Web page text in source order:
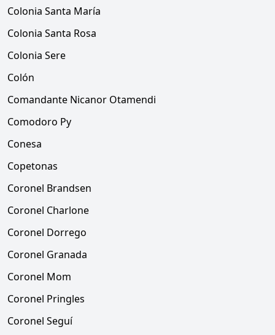
Colonia Santa María
Colonia Santa Rosa
Colonia Sere
Colón
Comandante Nicanor Otamendi
Comodoro Py
Conesa
Copetonas
Coronel Brandsen
Coronel Charlone
Coronel Dorrego
Coronel Granada
Coronel Mom
Coronel Pringles
Coronel Seguí